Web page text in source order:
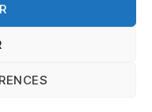
réalisé par Software